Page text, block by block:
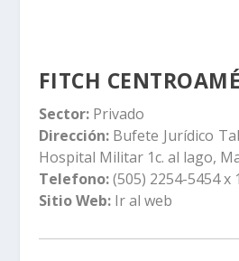
FITCH
Sector:Privado
Dirección:Bufete Jurídico
Hospital Militar 1c. al lago,
Telefono:(505) 2254-5454 x
Sitio Web: Ir al web